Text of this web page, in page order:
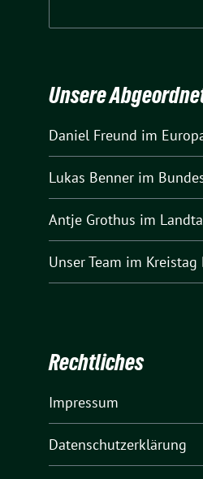
Unsere
Daniel Freund im
Lukas Benner im
Antje Grothus im
Unser Team im Kreistag
Rechtliches
Impressum
Datenschutzerklärung